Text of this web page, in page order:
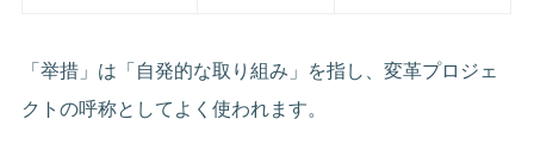
「举措」は「自発的な取り組み」を指し、変革プロジェ
クトの呼称としてよく使われます。